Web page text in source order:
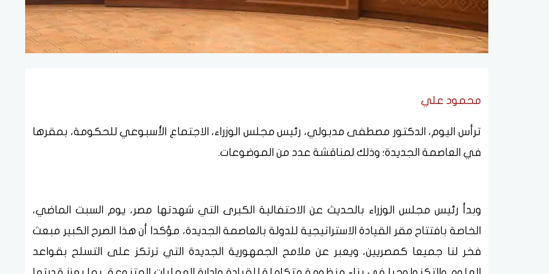
محمود علي
ترأس اليوم، الدكتور مصطفى مدبولي، رئيس مجلس الوزراء، الاجتماع الأسبوعي للحكومة، بمقرها
في العاصمة الجديدة؛ وذلك لمناقشة عدد من الموضوعات.
وبدأ رئيس مجلس الوزراء بالحديث عن الاحتفالية الكبرى التي شهدتها مصر، يوم السبت الماضي،
الخاصة بافتتاح مقر القيادة الاستراتيجية للدولة بالعاصمة الجديدة، مؤكدا أن هذا الصرح الكبير مبعث
فخر لنا جميعا كمصريين، ويعبر عن ملامح الجمهورية الجديدة التي ترتكز على التسلح بقواعد